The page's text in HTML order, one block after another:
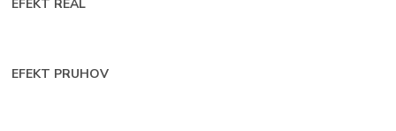
EFEKT REAL
EFEKT PRUHOV